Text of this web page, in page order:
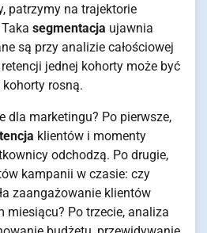
patrzymy na trajektorie
segmentacja ujawnia
są przy analizie całościowej
jednej kohorty może być
rosną.
dla marketingu? Po pierwsze,
klientów i momenty
odchodzą. Po drugie,
kampanii w czasie: czy
zaangażowanie klientów
miesiącu? Po trzecie, analiza